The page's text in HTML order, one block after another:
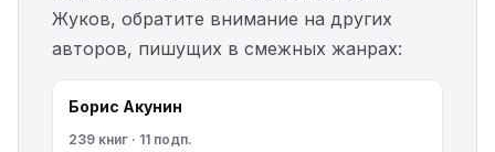
Жуков, обратите внимание на других
авторов, пишущих в смежных жанрах:
Борис Акунин
239 книг · 11 подп.